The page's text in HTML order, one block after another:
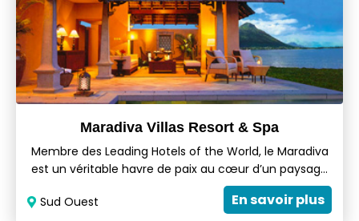
Maradiva Villas Resort & Spa
Membre des Leading Hotels of the World, le Maradiva
est un véritable havre de paix au cœur d’un paysage
luxuriant, s’étendant sur près de 27 hectares aux
abords d’une plage immaculée de 750 mètres.
Sud Ouest En savoir plus